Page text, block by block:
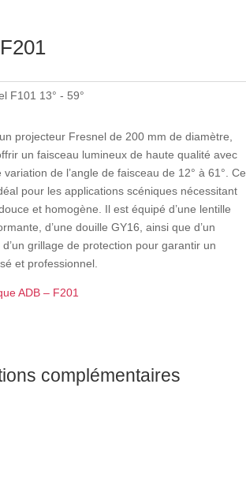
F101 13° - 59°
projecteur Fresnel de 200 mm de diamètre,
un faisceau lumineux de haute qualité avec
de l’angle de faisceau de 12° à 61°. Ce
pour les applications scéniques nécessitant
et homogène. Il est équipé d’une lentille
d’une douille GY16, ainsi que d’un
grillage de protection pour garantir un
et professionnel.
ADB – F201
complémentaires